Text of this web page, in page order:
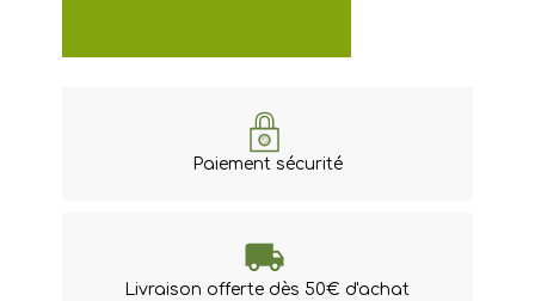
Paiement sécurité
Livraison offerte dès 50€ d'achat